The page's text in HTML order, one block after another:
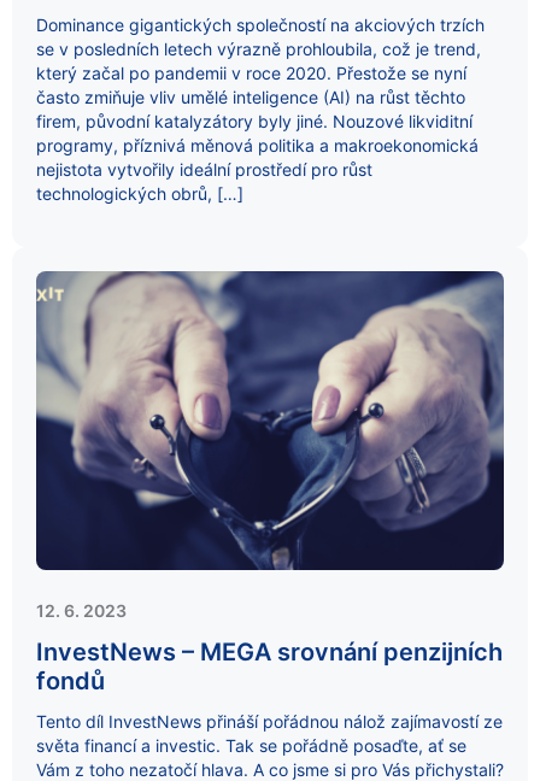
Dominance gigantických společností na akciových trzích
se v posledních letech výrazně prohloubila, což je trend,
který začal po pandemii v roce 2020. Přestože se nyní
často zmiňuje vliv umělé inteligence (AI) na růst těchto
firem, původní katalyzátory byly jiné. Nouzové likviditní
programy, příznivá měnová politika a makroekonomická
nejistota vytvořily ideální prostředí pro růst
technologických obrů, […]
12. 6. 2023
InvestNews – MEGA srovnání penzijních
fondů
Tento díl InvestNews přináší pořádnou nálož zajímavostí ze
světa financí a investic. Tak se pořádně posaďte, ať se
Vám z toho nezatočí hlava. A co jsme si pro Vás přichystali?